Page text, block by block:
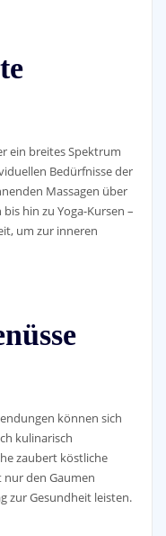
ein breites Spektrum
Bedürfnisse der
Massagen über
hin zu Yoga-Kursen –
um zur inneren
können sich
kulinarisch
zaubert köstliche
nur den Gaumen
zur Gesundheit leisten.